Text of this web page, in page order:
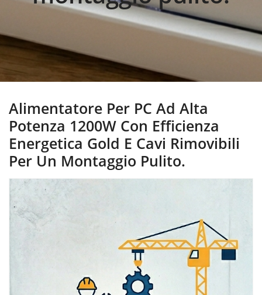
Alimentatore Per PC Ad Alta
Potenza 1200W Con Efficienza
Energetica Gold E Cavi Rimovibili
Per Un Montaggio Pulito.